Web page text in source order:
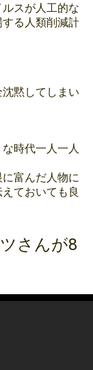
スが人工的な
る人類削減計
黙してしまい
時代一人一人
富んだ人物に
ておいても良
さんが8